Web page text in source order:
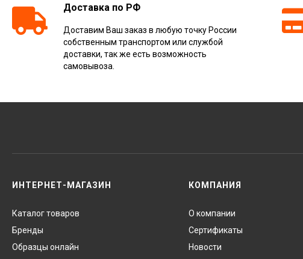
Доставка по РФ
Доставим Ваш заказ в любую точку России
собственным транспортом или службой
доставки, так же есть возможность
самовывоза.
ИНТЕРНЕТ-МАГАЗИН
Каталог товаров
Бренды
Образцы онлайн
КОМПАНИЯ
О компании
Сертификаты
Новости